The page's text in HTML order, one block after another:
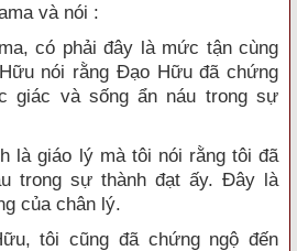
và nói :
có phải đây là mức tận cùng
nói rằng Đạo Hữu đã chứng
giác và sống ẩn náu trong sự
là giáo lý mà tôi nói rằng tôi đã
trong sự thành đạt ấy. Đây là
của chân lý.
tôi cũng đã chứng ngộ đến